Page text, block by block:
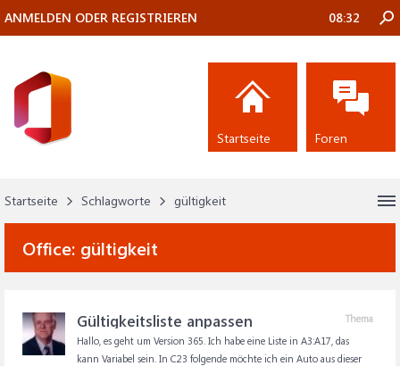
Startseite Schlagworte gültigkeit
Office: gültigkeit
Thema
Gültigkeitsliste anpassen
Hallo, es geht um Version 365. Ich habe eine Liste in A3:A17, das
kann Variabel sein. In C23 folgende möchte ich ein Auto aus dieser
ANMELDEN ODER REGISTRIEREN 08:32
Startseite Foren